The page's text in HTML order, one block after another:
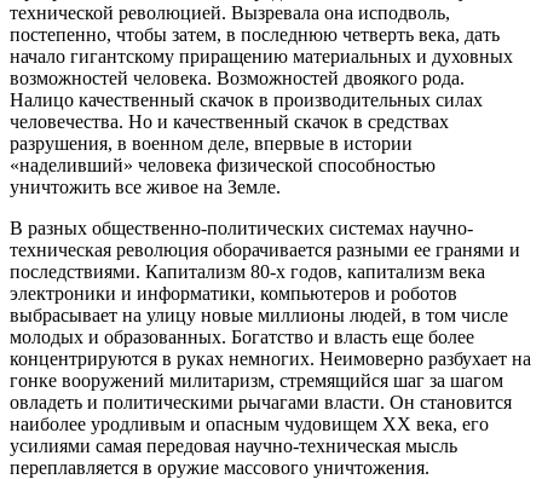
технической революцией. Вызревала она исподволь,
постепенно, чтобы затем, в последнюю четверть века, дать
начало гигантскому приращению материальных и духовных
возможностей человека. Возможностей двоякого рода.
Налицо качественный скачок в производительных силах
человечества. Но и качественный скачок в средствах
разрушения, в военном деле, впервые в истории
«наделивший» человека физической способностью
уничтожить все живое на Земле.
В разных общественно-политических системах научно-
техническая революция оборачивается разными ее гранями и
последствиями. Капитализм 80-х годов, капитализм века
электроники и информатики, компьютеров и роботов
выбрасывает на улицу новые миллионы людей, в том числе
молодых и образованных. Богатство и власть еще более
концентрируются в руках немногих. Неимоверно разбухает на
гонке вооружений милитаризм, стремящийся шаг за шагом
овладеть и политическими рычагами власти. Он становится
наиболее уродливым и опасным чудовищем XX века, его
усилиями самая передовая научно-техническая мысль
переплавляется в оружие массового уничтожения.